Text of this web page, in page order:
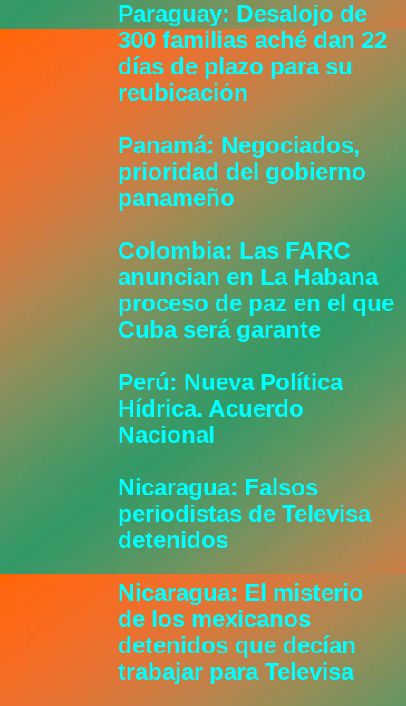
Paraguay: Desalojo de
300 familias aché dan 22
días de plazo para su
reubicación
Panamá: Negociados,
prioridad del gobierno
panameño
Colombia: Las FARC
anuncian en La Habana
proceso de paz en el que
Cuba será garante
Perú: Nueva Política
Hídrica. Acuerdo
Nacional
Nicaragua: Falsos
periodistas de Televisa
detenidos
Nicaragua: El misterio
de los mexicanos
detenidos que decían
trabajar para Televisa